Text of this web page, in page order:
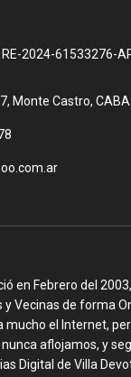
2024-61533276-
Monte Castro, CABA
en Febrero del
Vecinas de forma
mucho el Internet,
aflojamos, y
Digital de Villa